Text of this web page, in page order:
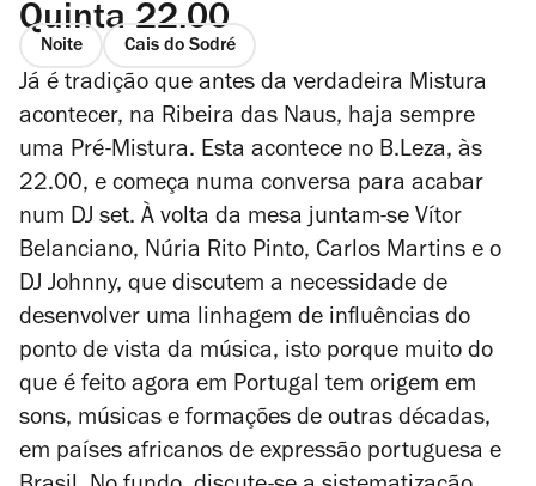
Quinta 22.00
Noite Cais do Sodré
Já é tradição que antes da verdadeira Mistura
acontecer, na Ribeira das Naus, haja sempre
uma Pré-Mistura. Esta acontece no B.Leza, às
22.00, e começa numa conversa para acabar
num DJ set. À volta da mesa juntam-se Vítor
Belanciano, Núria Rito Pinto, Carlos Martins e o
DJ Johnny, que discutem a necessidade de
desenvolver uma linhagem de influências do
ponto de vista da música, isto porque muito do
que é feito agora em Portugal tem origem em
sons, músicas e formações de outras décadas,
em países africanos de expressão portuguesa e